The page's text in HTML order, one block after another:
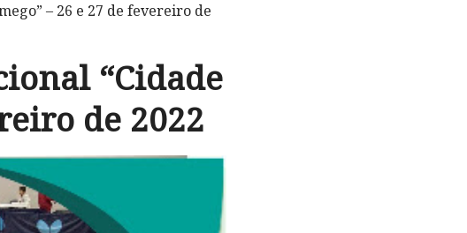
– 26 e 27 de fevereiro de
“Cidade
de 2022